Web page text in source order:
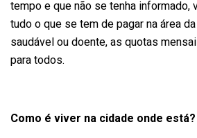
tempo e que não se tenha informado,
tudo o que se tem de pagar na área
saudável ou doente, as quotas
para todos.
Como é viver na cidade onde está?